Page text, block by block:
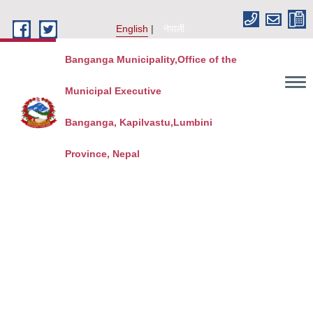
English
नेपाली
Banganga Municipality,Office of the
Municipal Executive
Banganga, Kapilvastu,Lumbini
Province, Nepal